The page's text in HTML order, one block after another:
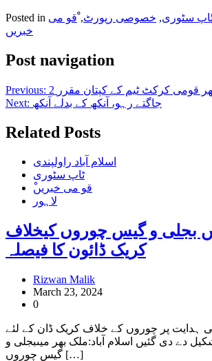
Posted in سٹوری, خصوصی رپورٹ,ْقو می
خبریں
Post navigation
Previous:
قومی کرکٹ ٹیم کے کپتان مقرر
Next: جاگتے رہو، آنکھ کے بدلے آنکھ
Related Posts
اسلام آباد راولپندی
ٹاپ سٹوری
ْقو می خبریں
لاہور
بجلی و گیس چوروں کیخلاف
کریک ڈائون کا فیصلہ
Rizwan Malik
March 23, 2024
0
ہدایت پر چوروں کے خلاف کریک ڈان کے لئے
دے دی گئیں اسلام آباد:ملک بھر میںبجلی و
گیس چوروں […]